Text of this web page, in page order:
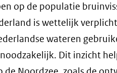
op de populatie
is wettelijk
wateren
Dit inzicht